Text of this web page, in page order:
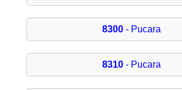
8300- Pucara
8310- Pucara